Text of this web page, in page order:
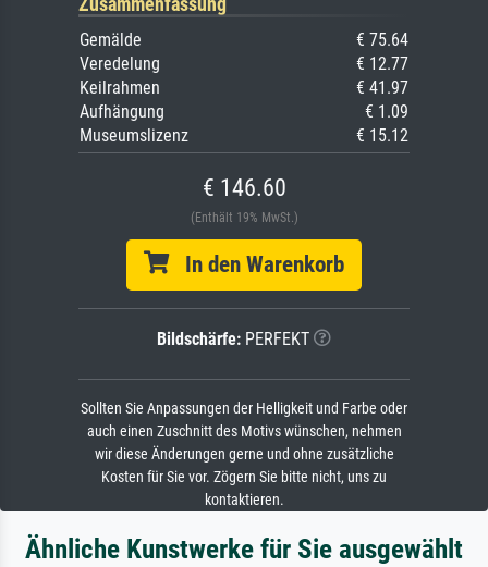
Gemälde
€ 75.64
Veredelung
€ 12.77
Keilrahmen
€ 41.97
Aufhängung
€ 1.09
Museumslizenz
€ 15.12
€ 146.60
(Enthält 19% MwSt.)
In den Warenkorb
Bildschärfe: PERFEKT
Sollten Sie Anpassungen der Helligkeit und Farbe oder
auch einen Zuschnitt des Motivs wünschen, nehmen
wir diese Änderungen gerne und ohne zusätzliche
Kosten für Sie vor. Zögern Sie bitte nicht, uns zu
kontaktieren.
Ähnliche Kunstwerke für Sie ausgewählt